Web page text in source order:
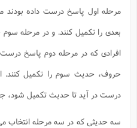
مرحله اول پاسخ درست داده بودند
بعدى را تكميل كنند. و در مرحله سوم
افرادى كه در مرحله دوم پاسخ درست
حروف، حديث سوم را تكميل كنند.
درست در آيد تا حديث تكميل شود،
سه حديثى كه در سه مرحله انتخاب